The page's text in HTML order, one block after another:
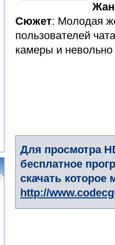
Сюжет: Молодая
пользователей
камеры и невольно
Для просмотра
бесплатное
скачать
http://